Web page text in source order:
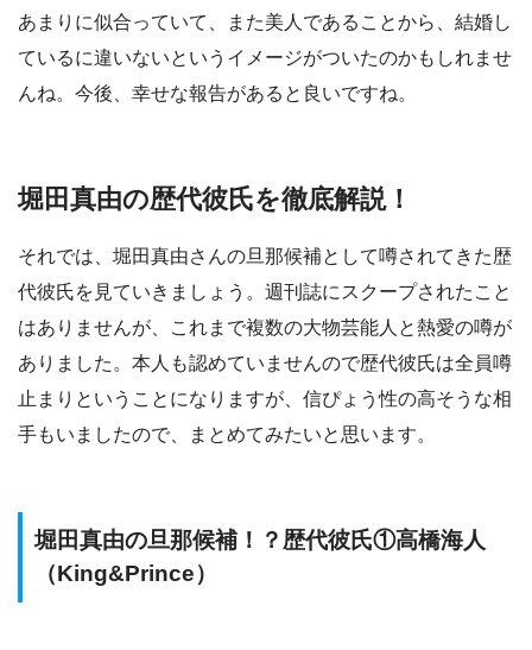
あまりに似合っていて、また美人であることから、結婚し
ているに違いないというイメージがついたのかもしれませ
んね。今後、幸せな報告があると良いですね。
堀田真由の歴代彼氏を徹底解説！
それでは、堀田真由さんの旦那候補として噂されてきた歴
代彼氏を見ていきましょう。週刊誌にスクープされたこと
はありませんが、これまで複数の大物芸能人と熱愛の噂が
ありました。本人も認めていませんので歴代彼氏は全員噂
止まりということになりますが、信ぴょう性の高そうな相
手もいましたので、まとめてみたいと思います。
堀田真由の旦那候補！？歴代彼氏①高橋海人
（King&Prince）